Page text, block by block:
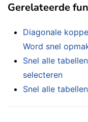
Gerelateerde
Diagonale
Word snel
Snel alle
selecteren
Snel alle